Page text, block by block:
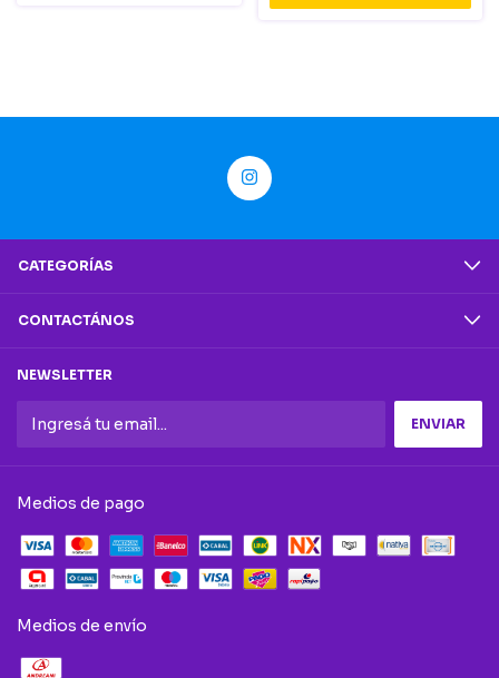
CATEGORÍAS
CONTACTÁNOS
NEWSLETTER
Medios de pago
Medios de envío